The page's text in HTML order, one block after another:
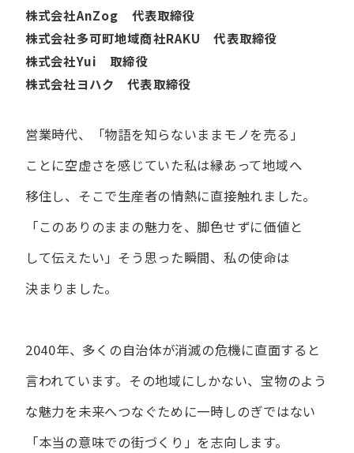
株式会社AnZog 代表取締役
株式会社多可町地域商社RAKU 代表取締役
株式会社Yui 取締役
株式会社ヨハク 代表取締役
営業時代、​「物語を​知らないまま​モノを​売る」
ことに​空虚さを​感じていた​私は縁あって​地域へ​
移住し、​そこで​生産者の​情熱に​直接触れました。
「この​ありの​ままの​魅力を、​脚色せずに​価値と​
して​伝えたい」 そう​思った​瞬間、​私の​使命は​
決まりました。
2040年、多くの自治体が消滅の危機に直面すると
言われています。 その地域にしかない、宝物のよう
な魅力を未来へつなぐために一時しのぎではない
「本当の意味での街づくり」を志向します。